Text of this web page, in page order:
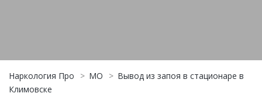
Наркология Про > МО > Вывод из запоя в стационаре в
Климовске